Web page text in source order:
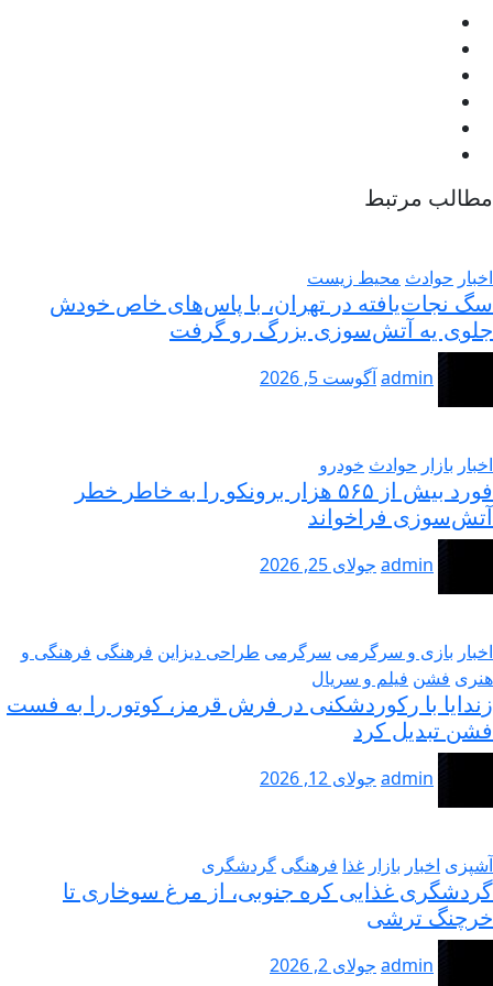
مرتبط
حوادثمحیط زیست
نجات‌یافته در تهران، با پاس‌های خاص خودش
یه آتش‌سوزی بزرگ رو گرفت
adminآگوست 5, 2026
بازار حوادثخودرو
فورد بیش از ۵۶۵ هزار برونکو را به خاطر خطر
فراخواند
adminجولای 25, 2026
بازی و سرگرمی سرگرمی طراحی دیزاین فرهنگی فرهنگی و
فشن فیلم و سریال
با رکوردشکنی در فرش قرمز، کوتور را به فست
تبدیل کرد
adminجولای 12, 2026
اخبار بازار غذافرهنگی گردشگری
غذایی کره جنوبی، از مرغ سوخاری تا
ترشی
adminجولای 2, 2026